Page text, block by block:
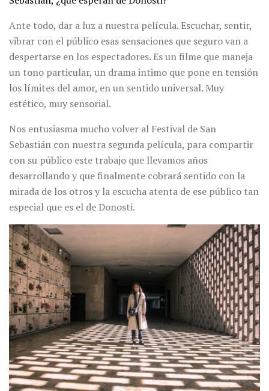
Ante todo, dar a luz a nuestra película. Escuchar, sentir,
vibrar con el público esas sensaciones que seguro van a
despertarse en los espectadores. Es un filme que maneja
un tono particular, un drama intimo que pone en tensión
los límites del amor, en un sentido universal. Muy
estético, muy sensorial.
Nos entusiasma mucho volver al Festival de San
Sebastián con nuestra segunda película, para compartir
con su público este trabajo que llevamos años
desarrollando y que finalmente cobrará sentido con la
mirada de los otros y la escucha atenta de ese público tan
especial que es el de Donosti.